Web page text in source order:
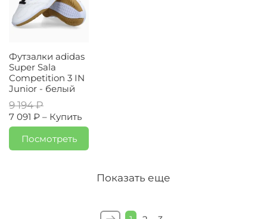
Футзалки adidas
Super Sala
Competition 3 IN
Junior - белый
9 194 ₽
7 091 ₽ – Купить
Посмотреть
Показать еще